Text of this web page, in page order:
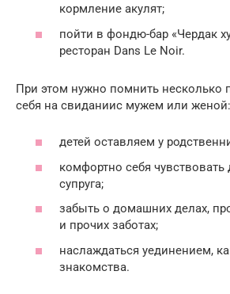
кормление акулят;
пойти в фондю-бар «Чердак
ресторан Dans Le Noir.
При этом нужно помнить несколько
себя на свиданиис мужем или женой:
детей оставляем у
комфортно себя
супруга;
забыть о домашних делах,
и прочих заботах;
наслаждаться уединением,
знакомства.